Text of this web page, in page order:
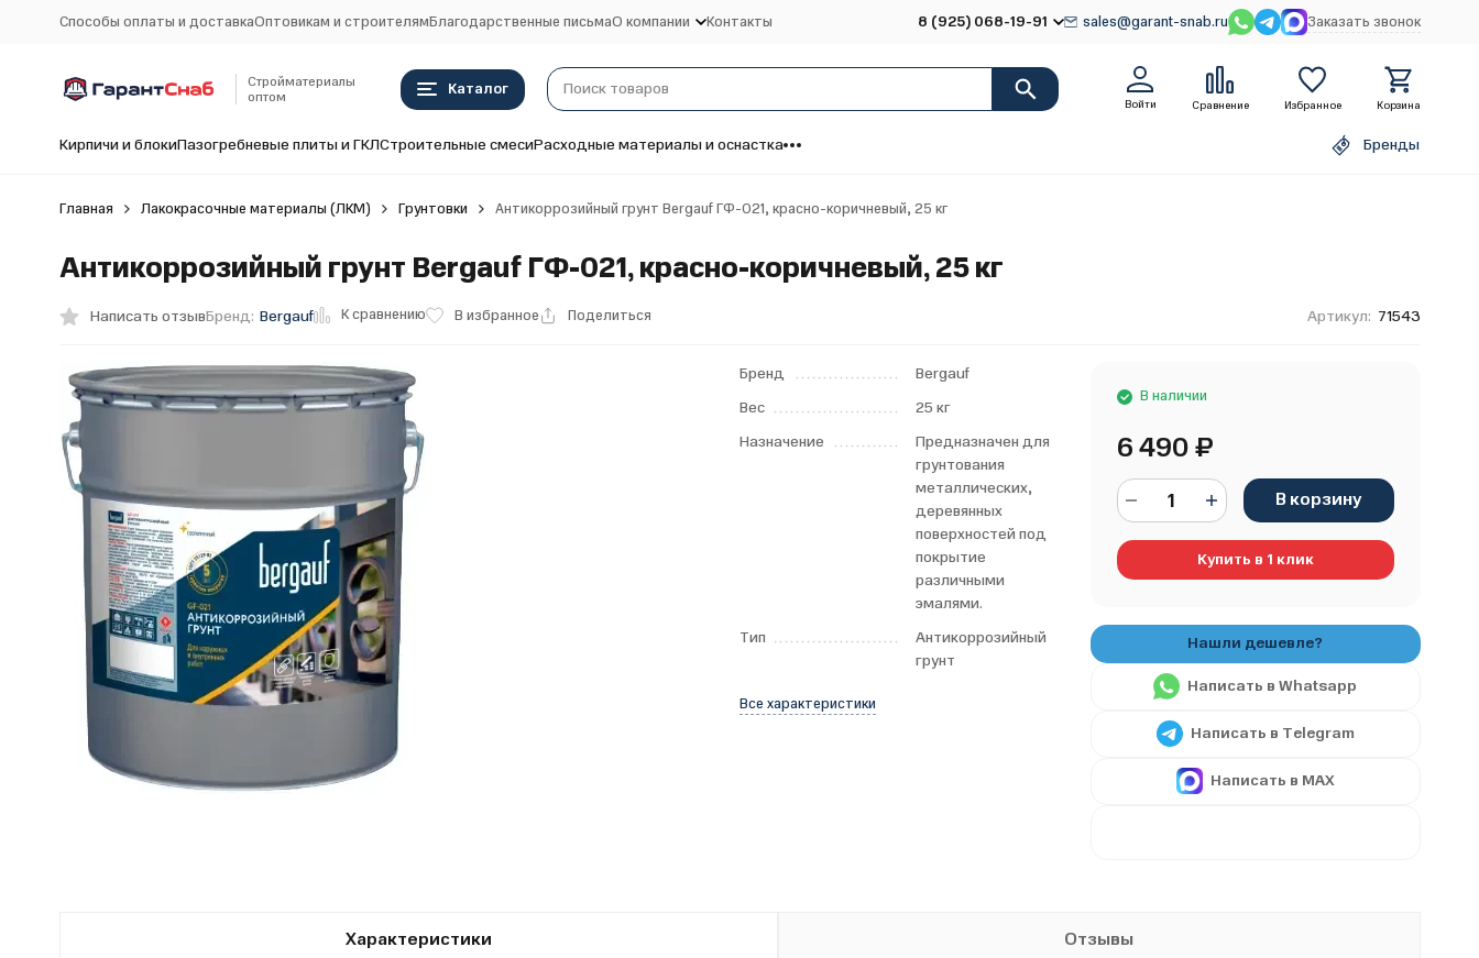
Способы оплаты и доставкаОптовикам и строителямБлагодарственные письмаО компании Контакты 8 (925) 068-19-91 sales@garant-snab.ru Заказать звонок
Стройматериалы
оптом
Каталог
Войти Сравнение Избранное Корзина
Кирпичи и блокиПазогребневые плиты и ГКЛСтроительные смесиРасходные материалы и оснастка Бренды
Главная Лакокрасочные материалы (ЛКМ) Грунтовки Антикоррозийный грунт Bergauf ГФ-021, красно-коричневый, 25 кг
Антикоррозийный грунт Bergauf ГФ-021, красно-коричневый, 25 кг
Написать отзывБренд: Bergauf К сравнению В избранное Поделиться Артикул: 71543
Бренд
Bergauf
Вес
25 кг
Назначение
Предназначен для
грунтования
металлических,
деревянных
поверхностей под
покрытие
различными
эмалями.
Тип
Антикоррозийный
грунт
Все характеристики
В наличии
6 490₽
В корзину
Купить в 1 клик
Написать в Whatsapp
Написать в Telegram
Написать в MAX
Характеристики Отзывы